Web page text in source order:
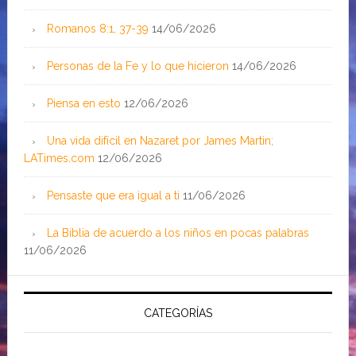
Romanos 8:1, 37-39 14/06/2026
Personas de la Fe y lo que hicieron 14/06/2026
Piensa en esto 12/06/2026
Una vida difícil en Nazaret por James Martin;
LATimes.com 12/06/2026
Pensaste que era igual a ti 11/06/2026
La Biblia de acuerdo a los niños en pocas palabras
11/06/2026
CATEGORÍAS